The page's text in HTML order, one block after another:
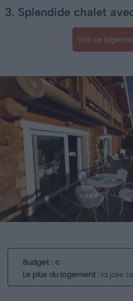
3. Splendide chalet
Voir ce
Budget :€
Le plus du logement : la jolie